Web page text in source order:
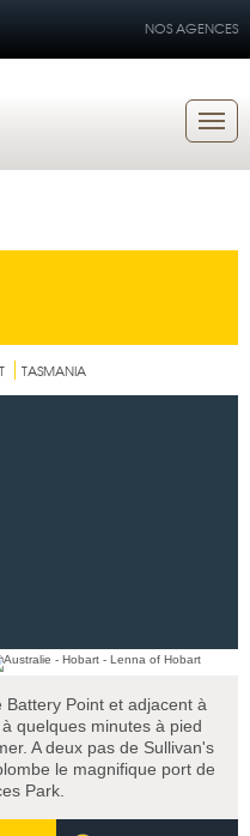
NOS AGENCES
TASMANIA
Point et adjacent à
quelques minutes à pied
A deux pas de Sullivan's
le magnifique port de
Park.